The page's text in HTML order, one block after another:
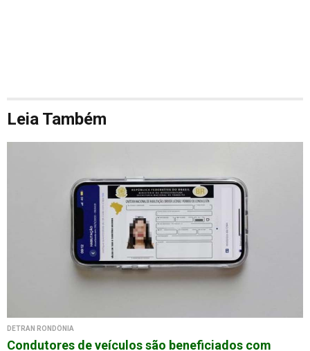
Leia Também
DETRAN RONDÔNIA
Condutores de veículos são beneficiados com